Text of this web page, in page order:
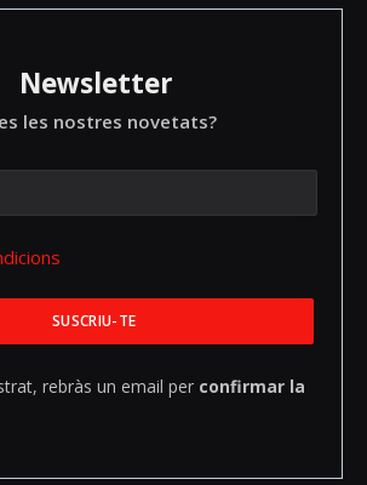
Newsletter
les nostres novetats?
rebràs un email per confirmar la